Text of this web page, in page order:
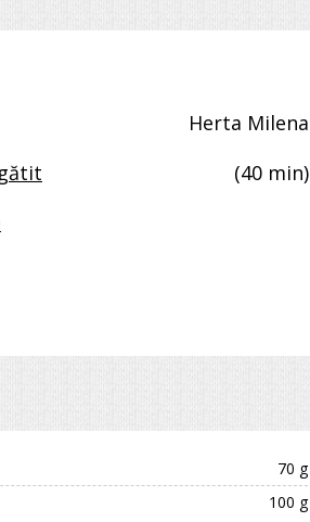
Herta Milena
(40 min)
70 g
100 g